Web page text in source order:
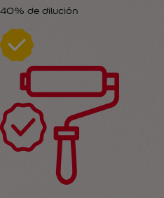
40% de dilución